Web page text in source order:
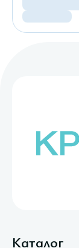
Каталог